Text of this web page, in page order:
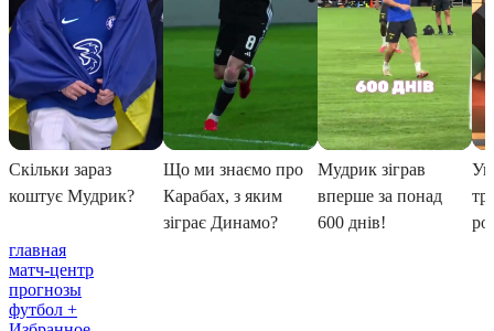
главная
матч-центр
прогнозы
футбол +